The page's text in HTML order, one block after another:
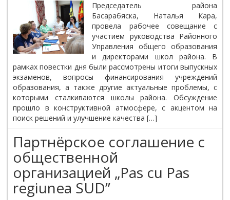
Председатель района
Басарабяска, Наталья Кара,
провела рабочее совещание с
участием руководства Районного
Управления общего образования
и директорами школ района. В
рамках повестки дня были рассмотрены итоги выпускных
экзаменов, вопросы финансирования учреждений
образования, а также другие актуальные проблемы, с
которыми сталкиваются школы района. Обсуждение
прошло в конструктивной атмосфере, с акцентом на
поиск решений и улучшение качества […]
Партнёрское соглашение с
общественной
организацией „Pas cu Pas
regiunea SUD”